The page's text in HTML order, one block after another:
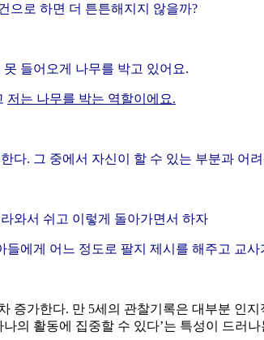
으로 하면 더 튼튼해지지 않을까?
들어오게 나무를 박고 있어요.
저는 나무를 박는 역할이에요.
다. 그 중에서 자신이 할 수 있는 부분과 어
와서 쉬고 이렇게 돌아가면서 하자
에게 어느 정도로 팔지 제시를 해주고 교
증가한다. 만 5세의 관찰기록은 대부분 인
의 활동에 집중할 수 있다’는 특성이 드